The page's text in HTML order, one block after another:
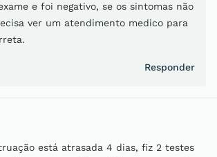
e foi negativo, se os sintomas não
ver um atendimento medico para
Responder
está atrasada 4 dias, fiz 2 testes